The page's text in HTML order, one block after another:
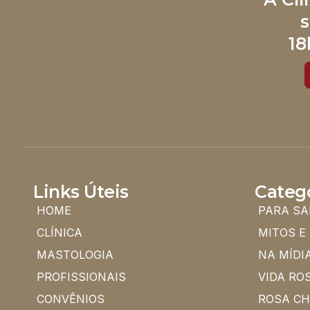
Links Úteis
HOME
CLÍNICA
MASTOLOGIA
PROFISSIONAIS
CONVÊNIOS
PARA
MITOS E
NA
VIDA
ROSA